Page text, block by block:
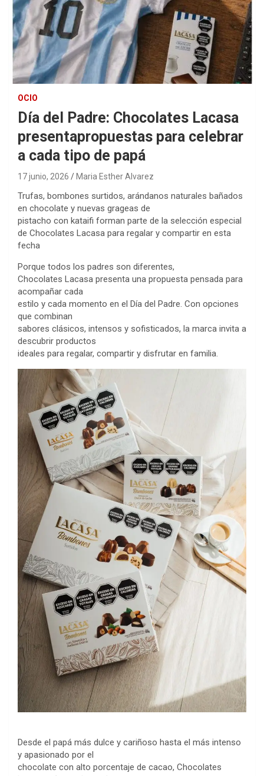
OCIO
Día del Padre: Chocolates Lacasa
presentapropuestas para celebrar
a cada tipo de papá
17 junio, 2026 Maria Esther Alvarez
Trufas, bombones surtidos, arándanos naturales bañados
en chocolate y nuevas grageas de
pistacho con kataifi forman parte de la selección especial
de Chocolates Lacasa para regalar y compartir en esta
fecha
Porque todos los padres son diferentes,
Chocolates Lacasa presenta una propuesta pensada para
acompañar cada
estilo y cada momento en el Día del Padre. Con opciones
que combinan
sabores clásicos, intensos y sofisticados, la marca invita a
descubrir productos
ideales para regalar, compartir y disfrutar en familia.
Desde el papá más dulce y cariñoso hasta el más intenso
y apasionado por el
chocolate con alto porcentaje de cacao, Chocolates